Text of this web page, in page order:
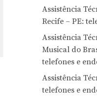
Assistência
Recife – PE:
Assistência
Musical do
telefones e
Assistência
telefones e